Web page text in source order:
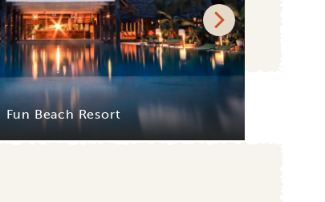
Fun Beach Resort